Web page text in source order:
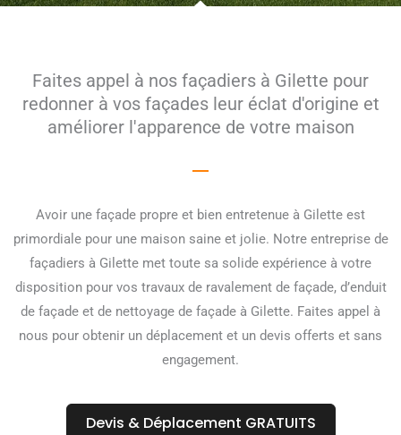
Faites appel à nos façadiers à Gilette pour
redonner à vos façades leur éclat d'origine et
améliorer l'apparence de votre maison
Avoir une façade propre et bien entretenue à Gilette est
primordiale pour une maison saine et jolie. Notre entreprise de
façadiers à Gilette met toute sa solide expérience à votre
disposition pour vos travaux de ravalement de façade, d’enduit
de façade et de nettoyage de façade à Gilette. Faites appel à
nous pour obtenir un déplacement et un devis offerts et sans
engagement.
Devis & Déplacement GRATUITS